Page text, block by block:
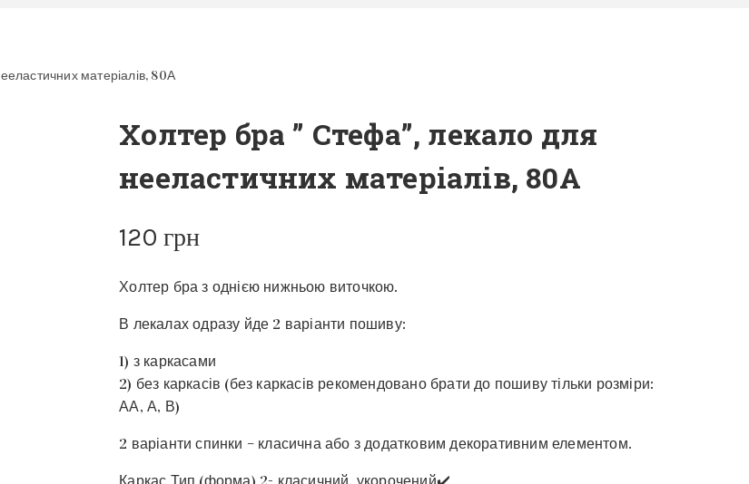
матеріалів, 80А
Холтер бра ” Стефа”, лекало для
нееластичних матеріалів, 80А
120грн
Холтер бра з однією нижньою виточкою.
В лекалах одразу йде 2 варіанти пошиву:
1) з каркасами
2) без каркасів (без каркасів рекомендовано брати до пошиву тільки розміри:
АА, А, В)
2 варіанти спинки – класична або з додатковим декоративним елементом.
Каркас Тип (форма) 2- класичний, укорочений✔️